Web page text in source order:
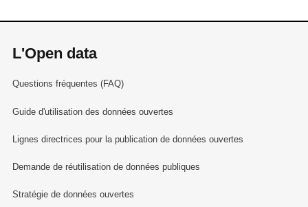
L'Open data
Questions fréquentes (FAQ)
Guide d'utilisation des données ouvertes
Lignes directrices pour la publication de données ouvertes
Demande de réutilisation de données publiques
Stratégie de données ouvertes